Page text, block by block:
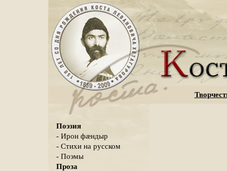
Поэзия
- Ирон фæндыр
- Стихи на русском
- Поэмы
Проза